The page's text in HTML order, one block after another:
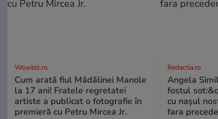
Wowbiz.ro
Cum arată fiul Mădălinei Manole
la 17 ani! Fratele regretatei
artiste a publicat o fotografie în
premieră cu Petru Mircea Jr.
Redactia.ro
Angela
fostul
cu nașul
fara